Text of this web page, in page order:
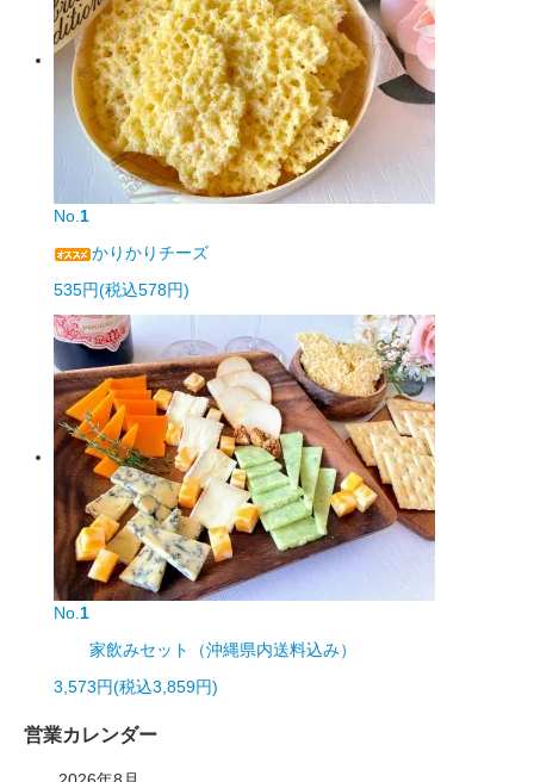
No.1
かりかりチーズ
535円(税込578円)
No.1
家飲みセット（沖縄県内送料込み）
3,573円(税込3,859円)
営業カレンダー